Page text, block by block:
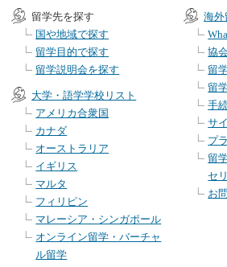
留学先を探す
国や地域で探す
留学目的で探す
留学説明会を探す
大学・語学学校リスト
アメリカ合衆国
カナダ
オーストラリア
イギリス
マルタ
フィリピン
マレーシア・シンガポール
オンライン留学・バーチャ
ル留学
海外
協
留
留
手
サ
プ
留
セ
お